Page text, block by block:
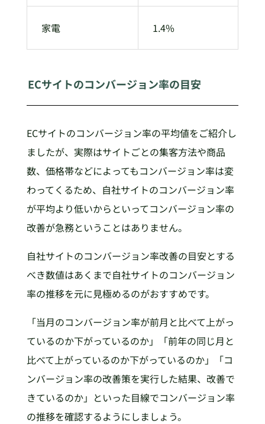
家電 1.4%
ECサイトのコンバージョン率の目安
ECサイトのコンバージョン率の平均値をご紹介し
ましたが、実際はサイトごとの集客方法や商品
数、価格帯などによってもコンバージョン率は変
わってくるため、自社サイトのコンバージョン率
が平均より低いからといってコンバージョン率の
改善が急務ということはありません。
自社サイトのコンバージョン率改善の目安とする
べき数値はあくまで自社サイトのコンバージョン
率の推移を元に見極めるのがおすすめです。
「当月のコンバージョン率が前月と比べて上がっ
ているのか下がっているのか」「前年の同じ月と
比べて上がっているのか下がっているのか」「コ
ンバージョン率の改善策を実行した結果、改善で
きているのか」といった目線でコンバージョン率
の推移を確認するようにしましょう。